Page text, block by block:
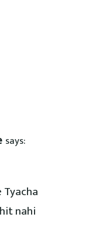
says:
Tyacha
nahi